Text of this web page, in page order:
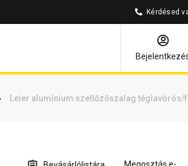
Kérdésed
Leier alumínium szellőzőszalag téglavörös/
Kérdések és válaszok Kapcsolódó cikkek